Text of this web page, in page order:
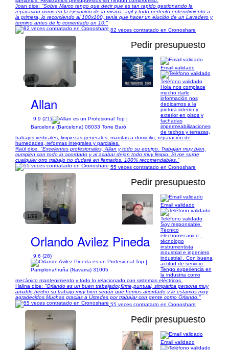
Joan dice: "Sobre Marco tengo que decir que es tan rapido gestionando la
reparacion como en la ejecucion de la misma, agil y todo perfecto entendimiento a
la primera, lo recomiendo al 100x100, tenia que hacer un elucido de un Lavadero y
termino antes de lo comentado un 10:"
82 veces contratado en Cronoshare
1/9
Pedir presupuesto
Allan
9,9 (21)
|
Barcelona (Barcelona) 08033 Torre Baró
Email validado
Teléfono validado
Hola nos complace
mucho darle
información nos
dedicamos a la
pintura interior y
exterior en pisos y
fachadas
impermeabilizaciones
de techos y terrazas,
trabajos verticales, limpiezas generales, manitas a domicilio, reparación de
humedades, reformas integrales y parciales.
Raül dice: "Excelentes profesionales, Allan y todo su equipo. Trabajan muy bien,
cumplen con todo lo acordado y al acabar dejan todo muy limpio. Si me surge
cualquier otro trabajo no dudaré en llamarlos. 100% recomendables."
55 veces contratado en Cronoshare
1/99
Pedir presupuesto
Orlando Avilez Pineda
9,6 (28)
|
Pamplona/Iruña (Navarra) 31005
Email validado
Teléfono validado
Soy responsable.
Técnico
electromecanico ,
técnologo
instrumentista
industrial e ingeniero
industrial . Con buena
actitud de servicio.
Tengo experiencia en
la industria como
mecánico mantenimiento y todo lo relacionado con sistemas eléctricos.
Halina dice: "Orlando es un buen trabajador,firme,puntual, simpática persona muy
amable,hecho su trabajo muy bien según que hemos acordado y le estamos muy
agradecidos.Muchas gracias a Ustedes por trabajar con gente como Orlando."
55 veces contratado en Cronoshare
Pedir presupuesto
Email validado